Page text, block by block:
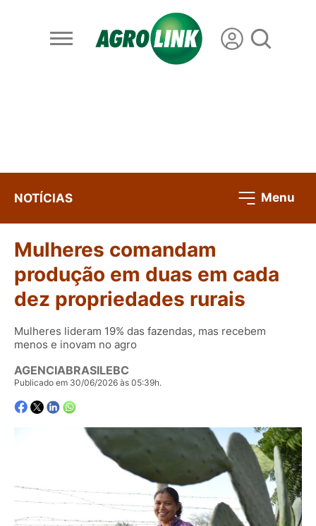
NOTÍCIAS Menu
Mulheres comandam
produção em duas em cada
dez propriedades rurais
Mulheres lideram 19% das fazendas, mas recebem
menos e inovam no agro
AGENCIABRASILEBC
Publicado em 30/06/2026 às 05:39h.